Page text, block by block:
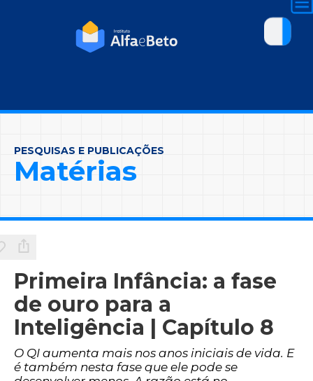
PESQUISAS E PUBLICAÇÕES
Matérias
Primeira Infância: a fase
de ouro para a
Inteligência | Capítulo 8
O QI aumenta mais nos anos iniciais de vida. E
é também nesta fase que ele pode se